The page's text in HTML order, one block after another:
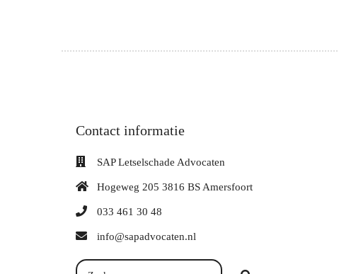
Contact informatie
SAP Letselschade Advocaten
Hogeweg 205 3816 BS Amersfoort
033 461 30 48
info@sapadvocaten.nl